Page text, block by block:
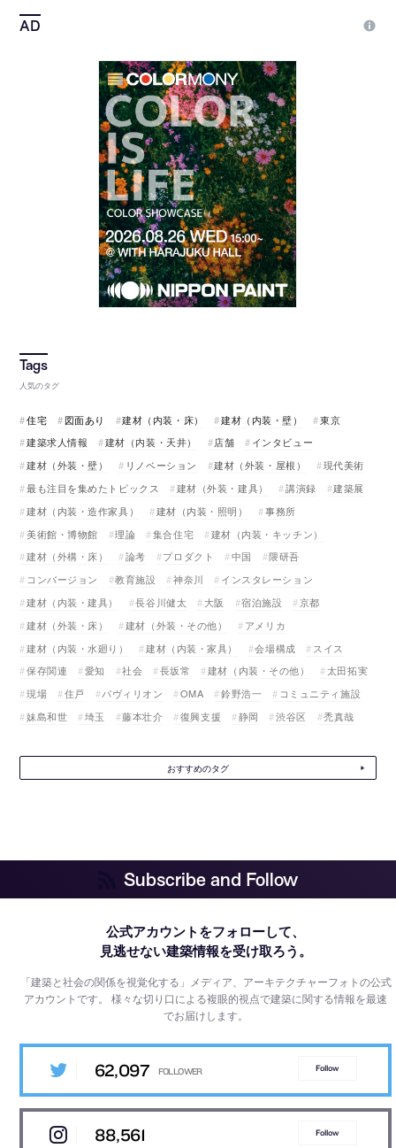
人気のタグ
住宅 図面あり 建材（内装・床） 建材（内装・壁）
東京
建築求人情報
建材（内装・天井） 店舗
インタビュー
建材（外装・壁）
リノベーション 建材（外装・屋根）
現代美術
最も注目を集めたトピックス
建材（外装・建具） 講演録
建築展
建材（内装・造作家具）
建材（内装・照明）
事務所
美術館・博物館
理論 集合住宅
建材（内装・キッチン）
建材（外構・床）
論考 プロダクト 中国
隈研吾
コンバージョン
教育施設 神奈川
インスタレーション
建材（内装・建具）
長谷川健太 大阪 宿泊施設
京都
建材（外装・床）
建材（外装・その他）
アメリカ
建材（内装・水廻り）
建材（内装・家具） 会場構成
スイス
保存関連
愛知 社会 長坂常 建材（内装・その他）
太田拓実
現場
住戸 パヴィリオン OMA 鈴野浩一
コミュニティ施設
妹島和世
埼玉 藤本壮介 復興支援 静岡 渋谷区 禿真哉
おすすめのタグ
Subscribe and Follow
公式アカウントをフォローして、
見逃せない建築情報を受け取ろう。
「建築と社会の関係を視覚化する」メディア、アーキテクチャーフォトの公式
アカウントです。様々な切り口による複眼的視点で建築に関する情報を最速
でお届けします。
62,097 Follow
88,561 Follow